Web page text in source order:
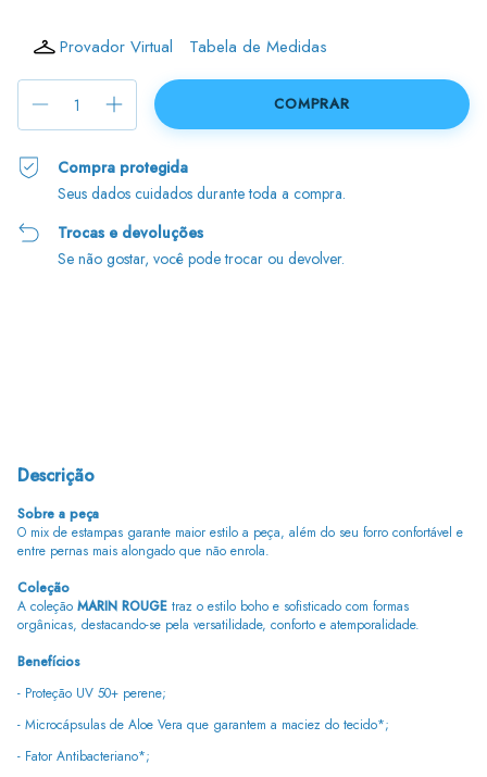
Provador Virtual Tabela de Medidas
Compra protegida
Seus dados cuidados durante toda a compra.
Trocas e devoluções
Se não gostar, você pode trocar ou devolver.
Descrição
Sobre a peça
O mix de estampas garante maior estilo a peça, além do seu forro confortável e
entre pernas mais alongado que não enrola.
Coleção
A coleção MARIN ROUGE traz o estilo boho e sofisticado com formas
orgânicas, destacando-se pela versatilidade, conforto e atemporalidade.
Benefícios
- Proteção UV 50+ perene;
- Microcápsulas de Aloe Vera que garantem a maciez do tecido*;
- Fator Antibacteriano*;